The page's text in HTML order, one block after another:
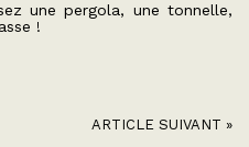
une pergola, une tonnelle,
!
ARTICLE SUIVANT »